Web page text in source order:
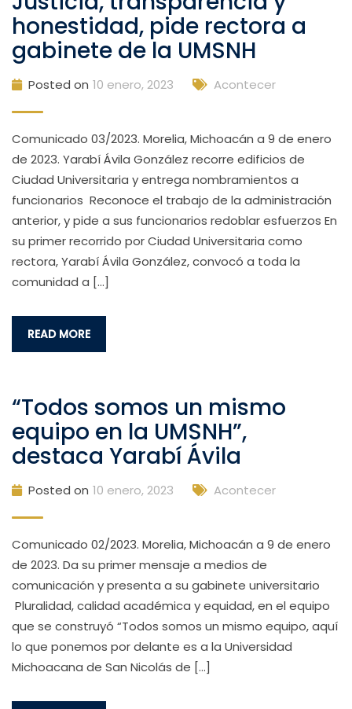
honestidad, pide rectora a
gabinete de la UMSNH
Posted on 10 enero, 2023 Acontecer
Comunicado 03/2023. Morelia, Michoacán a 9 de enero
de 2023. Yarabí Ávila González recorre edificios de
Ciudad Universitaria y entrega nombramientos a
funcionarios Reconoce el trabajo de la administración
anterior, y pide a sus funcionarios redoblar esfuerzos En
su primer recorrido por Ciudad Universitaria como
rectora, Yarabí Ávila González, convocó a toda la
comunidad a […]
READ MORE
“Todos somos un mismo
equipo en la UMSNH”,
destaca Yarabí Ávila
Posted on 10 enero, 2023 Acontecer
Comunicado 02/2023. Morelia, Michoacán a 9 de enero
de 2023. Da su primer mensaje a medios de
comunicación y presenta a su gabinete universitario
Pluralidad, calidad académica y equidad, en el equipo
que se construyó “Todos somos un mismo equipo, aquí
lo que ponemos por delante es a la Universidad
Michoacana de San Nicolás de […]